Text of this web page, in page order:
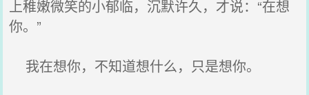
上稚嫩微笑的小郁临，沉默许久，才说：“在想
你。”
我在想你，不知道想什么，只是想你。